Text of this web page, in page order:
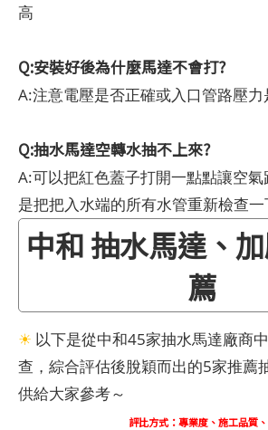
高
Q:安裝好後為什麼馬達不會打?
A:注意電壓是否正確或入口管路壓力
Q:抽水馬達空轉水抽不上來?
A:可以把紅色蓋子打開一點點讓空
是把把入水端的所有水管重新檢查
中和 抽水馬達、
薦
☀ 以下是從中和45家抽水馬達廠商
查，綜合評估後脫穎而出的5家推薦
供給大家參考～
評比方式：專業度、施工品質